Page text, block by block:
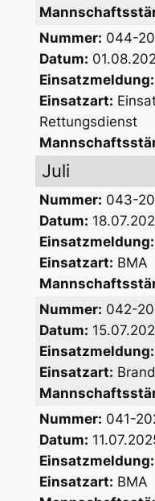
Nummer: 044-
Datum:
Einsatzmeldung:
Einsatzart:
Rettungsdienst
Juli
Nummer: 043-
Datum:
Einsatzmeldung:
Einsatzart: BMA
Nummer: 042-
Datum:
Einsatzmeldung:
Einsatzart:
Nummer: 041-
Datum:
Einsatzmeldung:
Einsatzart: BMA